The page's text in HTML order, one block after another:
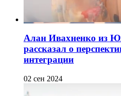
Алан Ивахненко из
рассказал о
интеграции
02 сен 2024